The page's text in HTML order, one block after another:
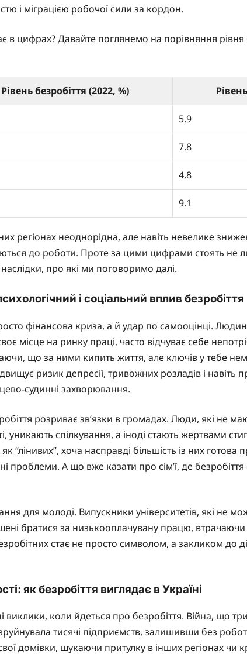
і міграцією робочої сили за кордон.
в цифрах? Давайте поглянемо на порівняння рівня
Рівень безробіття (2022, %)
5.9
7.8
4.8
9.1
регіонах неоднорідна, але навіть невелике
до роботи. Проте за цими цифрами стоять не
наслідки, про які ми поговоримо далі.
і соціальний вплив безробіття
фінансова криза, а й удар по самооцінці.
місце на ринку праці, часто відчуває себе
що за ними кипить життя, але ключів у тебе
ризик депресії, тривожних розладів і навіть
судинні захворювання.
розриває зв’язки в громадах. Люди, які не
уникають спілкування, а іноді стають жертвами
“лінивих”, хоча насправді більшість із них готова
проблеми. А що вже казати про сім’ї, де безробіття
для молоді. Випускники університетів, які не
братися за низькооплачувану працю, втрачаючи
стає не просто символом, а закликом до
як безробіття виглядає в Україні
виклики, коли йдеться про безробіття. Війна, що
тисячі підприємств, залишивши без
домівки, шукаючи притулку в інших регіонах чи